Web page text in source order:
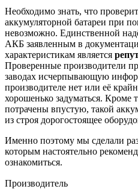
Необходимо знать, что
аккумуляторной батареи при
невозможно. Единственной
АКБ заявленным в
характеристикам является
Проверенные производители
заводах исчерпывающую
производителе нет или её
хорошенько задуматься. Кроме
потрачены впустую, такой
из строя дорогостоящее
Именно поэтому мы сделали
которым настоятельно
ознакомиться.
Производитель